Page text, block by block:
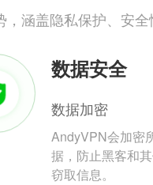
涵盖隐私保护、安
数据安全
数据加密
AndyVPN会加密
据，防止黑客和
窃取信息。